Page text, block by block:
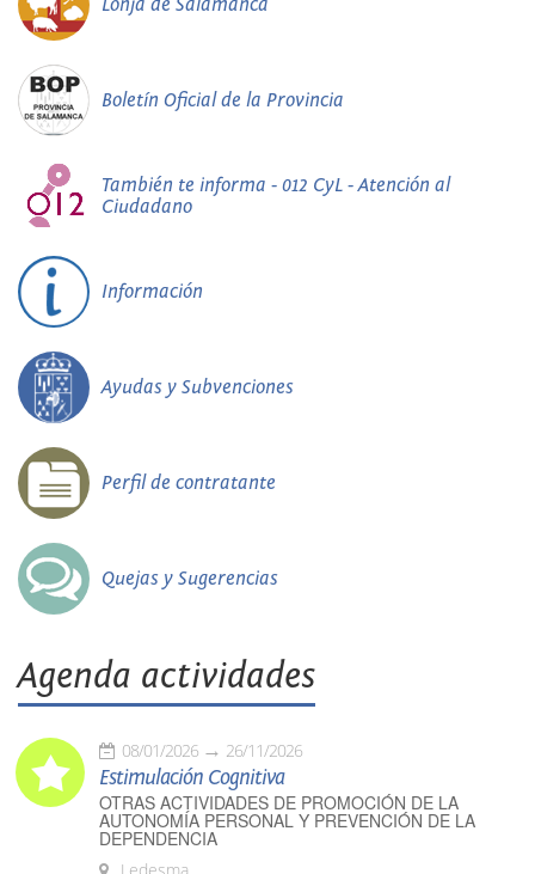
Boletín Oficial de la Provincia
También te informa - 012 CyL - Atención al
Ciudadano
Información
Ayudas y Subvenciones
Perfil de contratante
Quejas y Sugerencias
Agenda actividades
08/01/2026 26/11/2026
Estimulación Cognitiva
OTRAS ACTIVIDADES DE PROMOCIÓN DE LA
AUTONOMÍA PERSONAL Y PREVENCIÓN DE LA
DEPENDENCIA